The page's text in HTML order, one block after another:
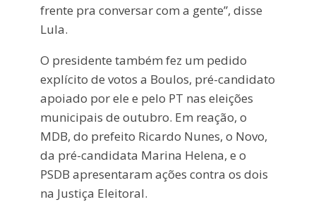
frente pra conversar com a gente”, disse
Lula.
O presidente também fez um pedido
explícito de votos a Boulos, pré-candidato
apoiado por ele e pelo PT nas eleições
municipais de outubro. Em reação, o
MDB, do prefeito Ricardo Nunes, o Novo,
da pré-candidata Marina Helena, e o
PSDB apresentaram ações contra os dois
na Justiça Eleitoral.